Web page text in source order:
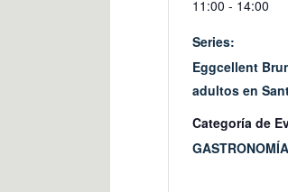
11:00 - 14:00
Series:
Eggcellent
adultos en
Categoría de